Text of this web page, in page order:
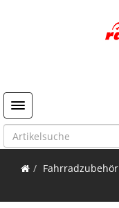
Toggle navigation
Fahrradzubehör